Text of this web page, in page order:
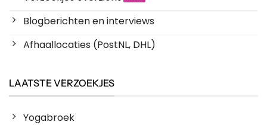
Blogberichten en interviews
Afhaallocaties (PostNL, DHL)
LAATSTE VERZOEKJES
Yogabroek